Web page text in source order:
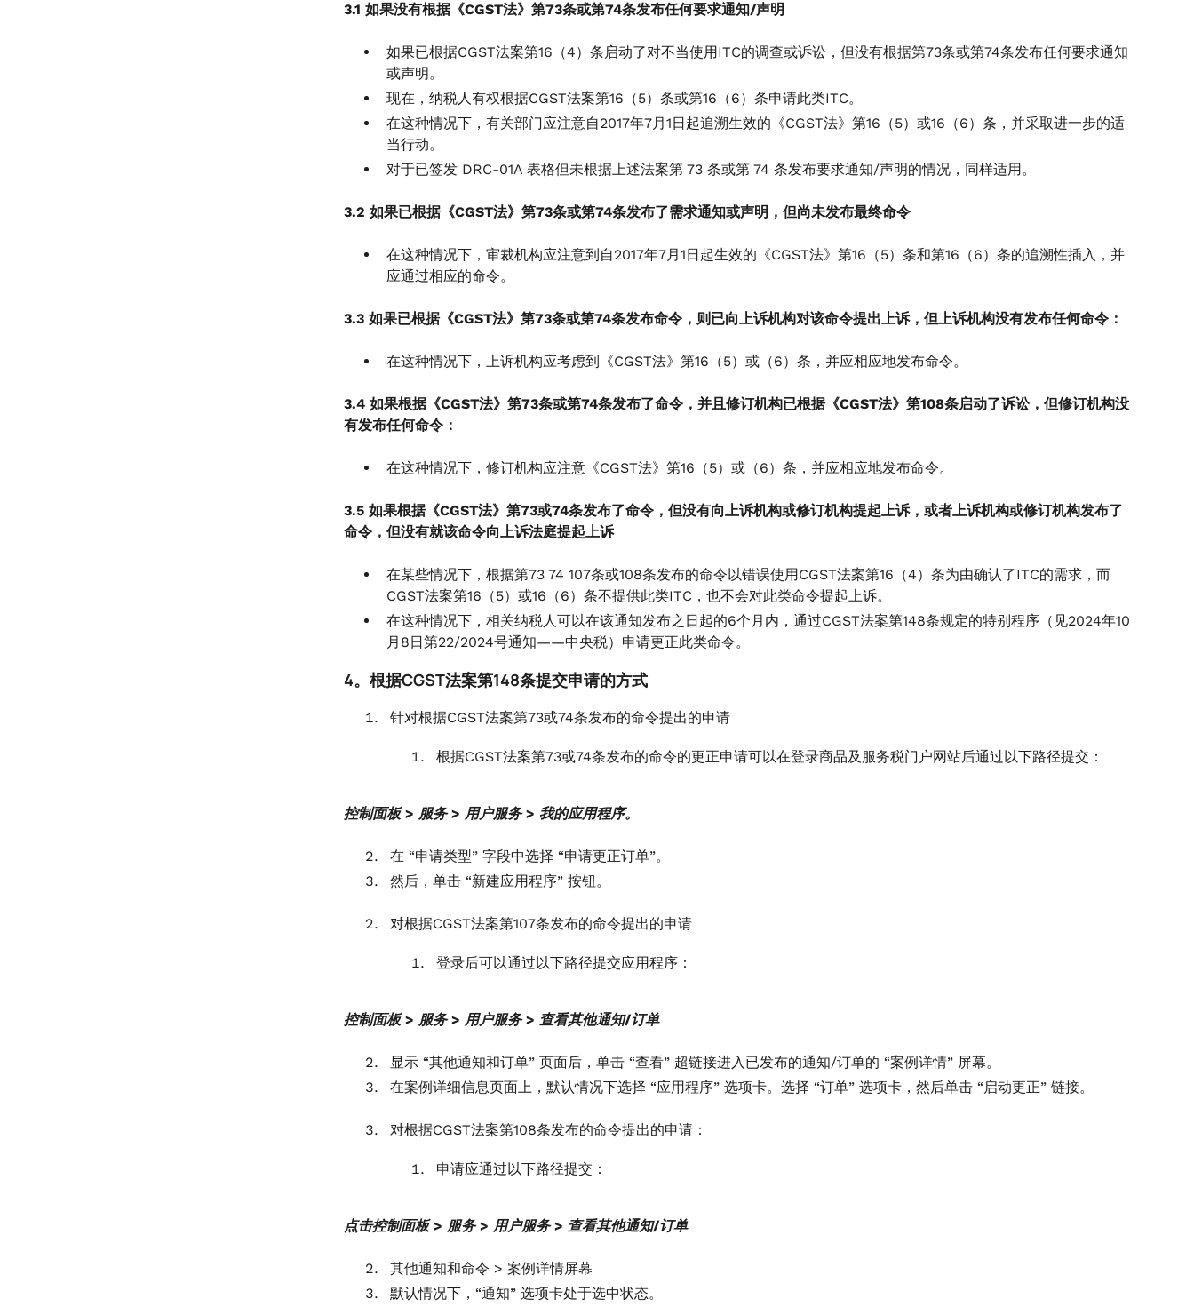
3.1 如果没有根据《CGST法》第73条或第74条发布任何要求通知/声明
如果已根据CGST法案第16（4）条启动了对不当使用ITC的调查或诉讼，但没有根据第73条或第74条发布任何要求通知
或声明。
现在，纳税人有权根据CGST法案第16（5）条或第16（6）条申请此类ITC。
在这种情况下，有关部门应注意自2017年7月1日起追溯生效的《CGST法》第16（5）或16（6）条，并采取进一步的适
当行动。
对于已签发 DRC-01A 表格但未根据上述法案第 73 条或第 74 条发布要求通知/声明的情况，同样适用。
3.2 如果已根据《CGST法》第73条或第74条发布了需求通知或声明，但尚未发布最终命令
在这种情况下，审裁机构应注意到自2017年7月1日起生效的《CGST法》第16（5）条和第16（6）条的追溯性插入，并
应通过相应的命令。
3.3 如果已根据《CGST法》第73条或第74条发布命令，则已向上诉机构对该命令提出上诉，但上诉机构没有发布任何命令：
在这种情况下，上诉机构应考虑到《CGST法》第16（5）或（6）条，并应相应地发布命令。
3.4 如果根据《CGST法》第73条或第74条发布了命令，并且修订机构已根据《CGST法》第108条启动了诉讼，但修订机构没
有发布任何命令：
在这种情况下，修订机构应注意《CGST法》第16（5）或（6）条，并应相应地发布命令。
3.5 如果根据《CGST法》第73或74条发布了命令，但没有向上诉机构或修订机构提起上诉，或者上诉机构或修订机构发布了
命令，但没有就该命令向上诉法庭提起上诉
在某些情况下，根据第73 74 107条或108条发布的命令以错误使用CGST法案第16（4）条为由确认了ITC的需求，而
CGST法案第16（5）或16（6）条不提供此类ITC，也不会对此类命令提起上诉。
在这种情况下，相关纳税人可以在该通知发布之日起的6个月内，通过CGST法案第148条规定的特别程序（见2024年10
月8日第22/2024号通知——中央税）申请更正此类命令。
4。根据CGST法案第148条提交申请的方式
针对根据CGST法案第73或74条发布的命令提出的申请
根据CGST法案第73或74条发布的命令的更正申请可以在登录商品及服务税门户网站后通过以下路径提交：
控制面板 > 服务 > 用户服务 > 我的应用程序。
在 “申请类型” 字段中选择 “申请更正订单”。
然后，单击 “新建应用程序” 按钮。
对根据CGST法案第107条发布的命令提出的申请
登录后可以通过以下路径提交应用程序：
控制面板 > 服务 > 用户服务 > 查看其他通知/订单
显示 “其他通知和订单” 页面后，单击 “查看” 超链接进入已发布的通知/订单的 “案例详情” 屏幕。
在案例详细信息页面上，默认情况下选择 “应用程序” 选项卡。选择 “订单” 选项卡，然后单击 “启动更正” 链接。
对根据CGST法案第108条发布的命令提出的申请：
申请应通过以下路径提交：
点击控制面板 > 服务 > 用户服务 > 查看其他通知/订单
其他通知和命令 > 案例详情屏幕
默认情况下，“通知” 选项卡处于选中状态。